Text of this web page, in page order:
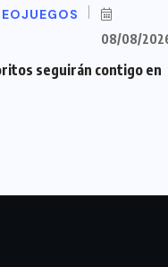
08/08/
seguirán contigo en